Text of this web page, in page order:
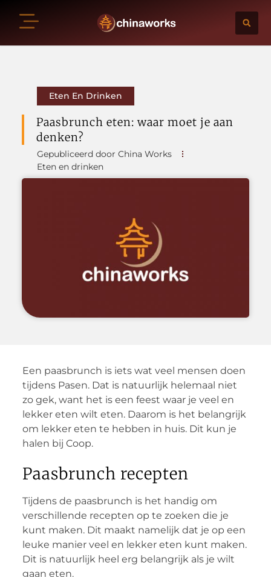
Eten En Drinken
Paasbrunch eten: waar moet je aan
denken?
Gepubliceerd door China Works
Eten en drinken
Een paasbrunch is iets wat veel mensen doen
tijdens Pasen. Dat is natuurlijk helemaal niet
zo gek, want het is een feest waar je veel en
lekker eten wilt eten. Daarom is het belangrijk
om lekker eten te hebben in huis. Dit kun je
halen bij Coop.
Paasbrunch recepten
Tijdens de paasbrunch is het handig om
verschillende recepten op te zoeken die je
kunt maken. Dit maakt namelijk dat je op een
leuke manier veel en lekker eten kunt maken.
Dit is natuurlijk heel erg belangrijk als je wilt
gaan eten.